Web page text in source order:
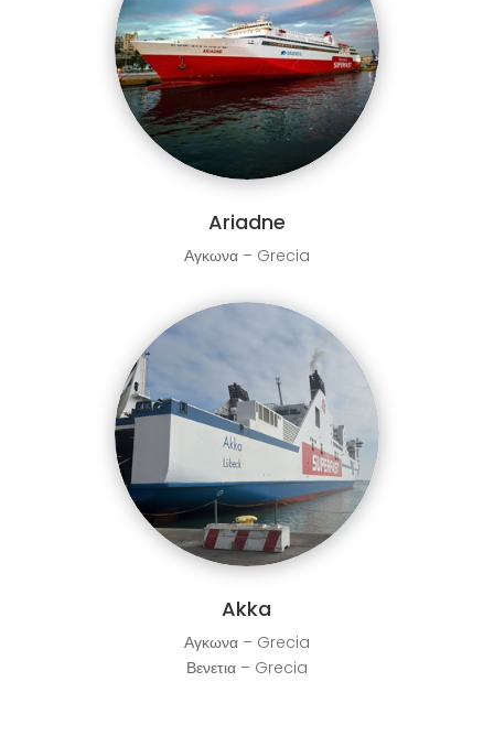
Ariadne
Αγκωνα – Grecia
Akka
Αγκωνα – Grecia
Βενετια – Grecia